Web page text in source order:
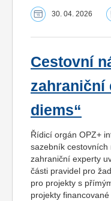
30. 04. 2026
Cestovní
zahraniční
diems“
Řídicí orgán OPZ+
sazebník cestovních
zahraniční experty
části pravidel pro
pro projekty s
projekty